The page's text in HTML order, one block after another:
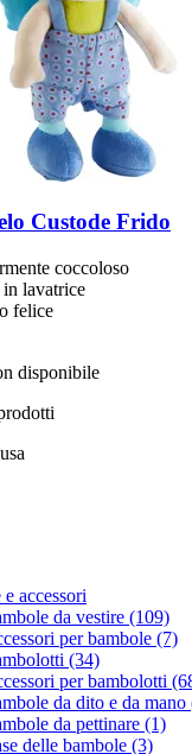
Custode Frido
coccoloso
lavatrice
felice
disponibile
accessori
da vestire (109)
per bambole (7)
(34)
per bambolotti
da dito e da mano
da pettinare (1)
delle bambole (3)